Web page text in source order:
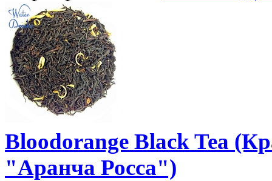
Bloodorange Black Tea
"Аранча Росса")